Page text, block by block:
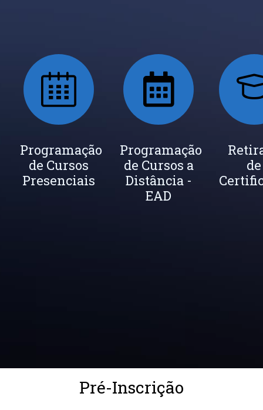
Seja um
Instrutor
Inscrição
Newsletter
Programação
de Cursos
Presenciais
Programação
de Cursos a
Distância -
EAD
de
Pré-Inscrição